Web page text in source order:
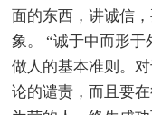
面的东西，讲诚信
象。 “诚于中而形
做人的基本准则。
论的谴责，而且要